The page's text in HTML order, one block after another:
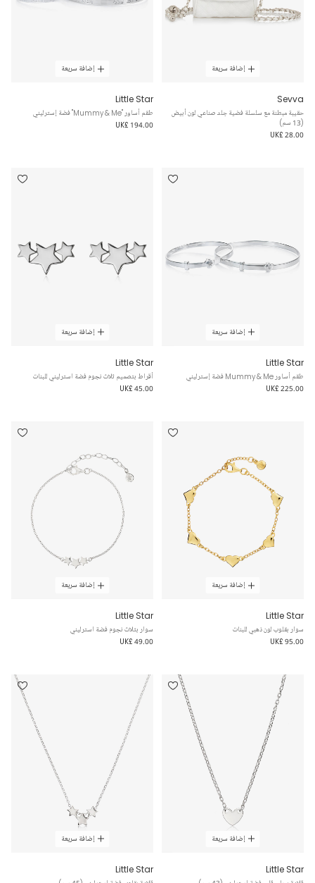
إضافة سريعة
Sevva
حقيبة مبطنة مع سلسلة فضية جلد صناعي لون أبيض
(13 سم)
UK£ 28.00
إضافة سريعة
Little Star
طقم أساور "Mummy & Me" فضة إسترليني
UK£ 194.00
إضافة سريعة
Little Star
طقم أساور Mummy & Me فضة إسترليني
UK£ 225.00
إضافة سريعة
Little Star
أقراط بتصميم ثلاث نجوم فضة استرليني للبنات
UK£ 45.00
إضافة سريعة
Little Star
سوار بقلوب لون ذهبي للبنات
UK£ 95.00
إضافة سريعة
Little Star
سوار بثلاث نجوم فضة استرليني
UK£ 49.00
إضافة سريعة
Little Star
إضافة سريعة
Little Star